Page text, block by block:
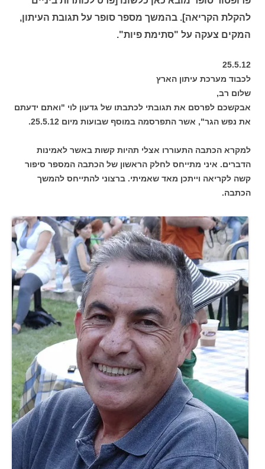
להקלת הקריאה]. בהמשך מספר סופר על תגובת העיתון,
המקים צעקה על "סתימת פיות".
25.5.12
לכבוד מערכת עיתון הארץ
שלום רב,
אבקשכם לפרסם את תגובתי לכתבתו של גדעון לוי "ואתם ידעתם
את נפש הגר", אשר התפרסמה במוסף שבועות מיום 25.5.12.
למקרא הכתבה התעוררו אצלי תהיות קשות באשר לאמינות
הדברים. איני מתייחס לחלק הראשון של הכתבה המספר סיפור
קשה לקריאה וייתכן מאד שאמיתי. ברצוני להתייחס להמשך
הכתבה.